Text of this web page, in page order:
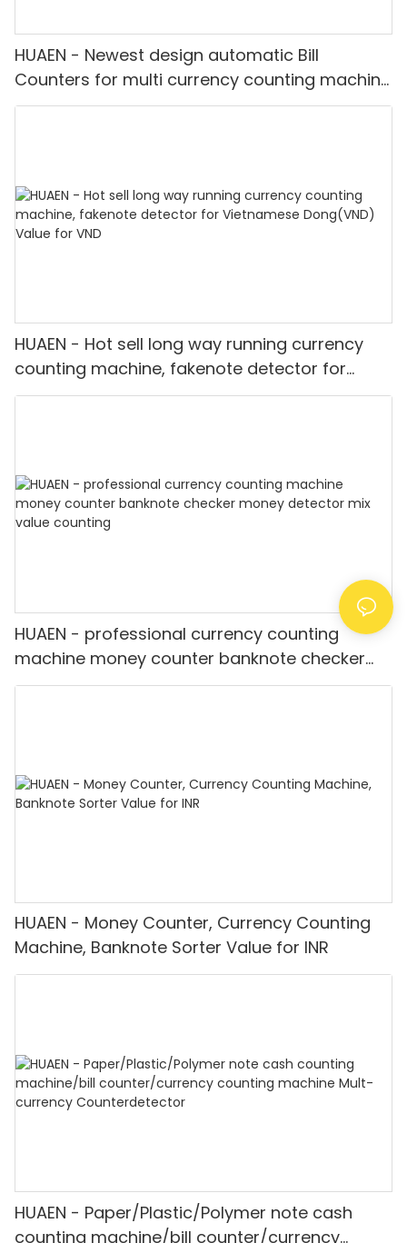
HUAEN - Newest design automatic Bill
Counters for multi currency counting machine
with fake note detect Mult-currency
HUAEN - Hot sell long way running currency
counting machine, fakenote detector for
Vietnamese Dong(VND) Value for VND
HUAEN - professional currency counting
machine money counter banknote checker
money detector mix value counting
HUAEN - Money Counter, Currency Counting
Machine, Banknote Sorter Value for INR
HUAEN - Paper/Plastic/Polymer note cash
counting machine/bill counter/currency